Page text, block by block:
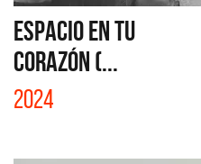
ESPACIO EN TU
CORAZÓN (...
2024